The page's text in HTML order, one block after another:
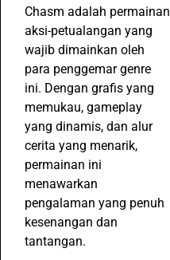
Chasm adalah permainan
aksi-petualangan yang
wajib dimainkan oleh
para penggemar genre
ini. Dengan grafis yang
memukau, gameplay
yang dinamis, dan alur
cerita yang menarik,
permainan ini
menawarkan
pengalaman yang penuh
kesenangan dan
tantangan.